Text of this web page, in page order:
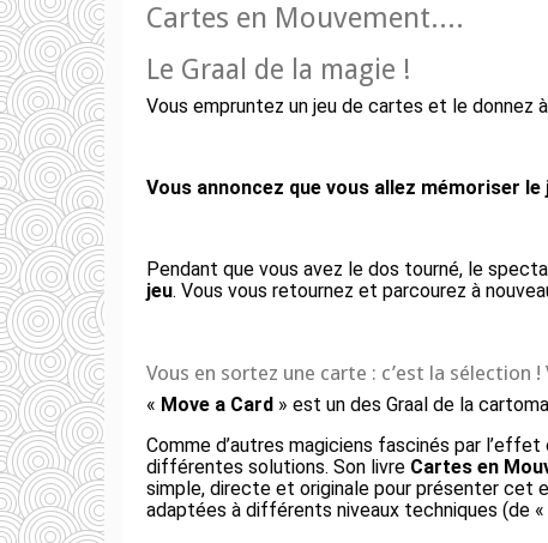
Cartes en Mouvement....
Le Graal de la magie !
Vous empruntez un jeu de cartes et le donnez
Vous annoncez que vous allez mémoriser
Pendant que vous avez le dos tourné, le
jeu. Vous vous retournez et parcourez à
Vous en sortez une carte : c’est la sélection
« Move a Card » est un des Graal de la
Comme d’autres magiciens fascinés par l’effet
différentes solutions. Son livre Cartes en
simple, directe et originale pour présenter cet
adaptées à différents niveaux techniques (de